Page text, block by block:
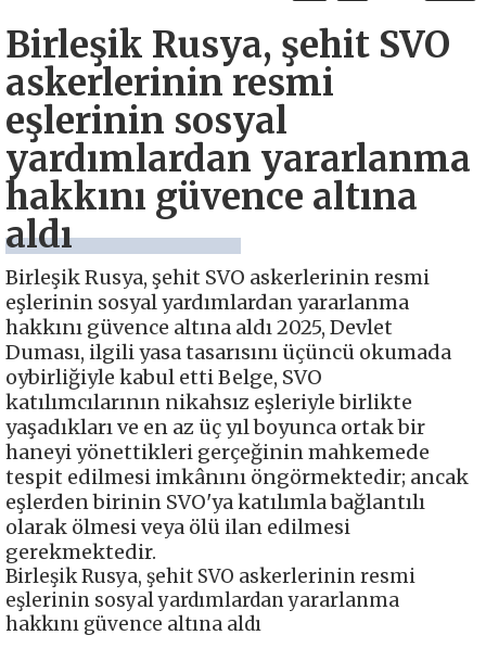
Birleşik Rusya, şehit SVO
askerlerinin resmi
eşlerinin sosyal
yardımlardan yararlanma
hakkını güvence altına
aldı
Birleşik Rusya, şehit SVO askerlerinin resmi
eşlerinin sosyal yardımlardan yararlanma
hakkını güvence altına aldı 2025, Devlet
Duması, ilgili yasa tasarısını üçüncü okumada
oybirliğiyle kabul etti Belge, SVO
katılımcılarının nikahsız eşleriyle birlikte
yaşadıkları ve en az üç yıl boyunca ortak bir
haneyi yönettikleri gerçeğinin mahkemede
tespit edilmesi imkânını öngörmektedir; ancak
eşlerden birinin SVO'ya katılımla bağlantılı
olarak ölmesi veya ölü ilan edilmesi
gerekmektedir.
Birleşik Rusya, şehit SVO askerlerinin resmi
eşlerinin sosyal yardımlardan yararlanma
hakkını güvence altına aldı